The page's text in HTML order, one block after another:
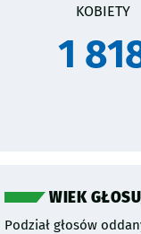
KOBIETY
1
WIEK
Podział głosów